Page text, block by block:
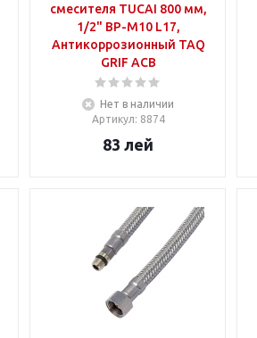
смесителя TUCAI 800 мм,
1/2" ВР-М10 L17,
Антикоррозионный TAQ
GRIF ACB
Нет в наличии
Артикул: 8874
83 лей